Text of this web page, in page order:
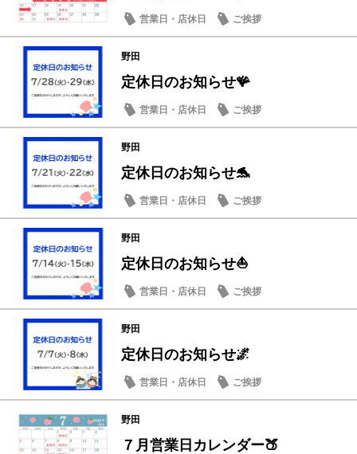
営業日・店休日 ご挨拶
野田
定休日のお知らせ🪸
営業日・店休日 ご挨拶
野田
定休日のお知らせ🐬
営業日・店休日 ご挨拶
野田
定休日のお知らせ⛵
営業日・店休日 ご挨拶
野田
定休日のお知らせ🌌
営業日・店休日 ご挨拶
野田
７月営業日カレンダー🍑